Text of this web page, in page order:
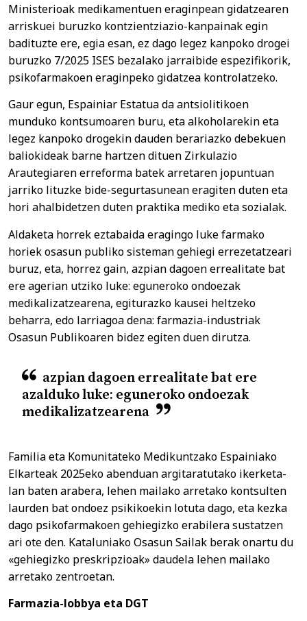
Ministerioak medikamentuen eraginpean gidatzearen
arriskuei buruzko kontzientziazio-kanpainak egin
badituzte ere, egia esan, ez dago legez kanpoko drogei
buruzko 7/2025 ISES bezalako jarraibide espezifikorik,
psikofarmakoen eraginpeko gidatzea kontrolatzeko.
Gaur egun, Espainiar Estatua da antsiolitikoen
munduko kontsumoaren buru, eta alkoholarekin eta
legez kanpoko drogekin dauden berariazko debekuen
baliokideak barne hartzen dituen Zirkulazio
Arautegiaren erreforma batek arretaren jopuntuan
jarriko lituzke bide-segurtasunean eragiten duten eta
hori ahalbidetzen duten praktika mediko eta sozialak.
Aldaketa horrek eztabaida eragingo luke farmako
horiek osasun publiko sisteman gehiegi errezetatzeari
buruz, eta, horrez gain, azpian dagoen errealitate bat
ere agerian utziko luke: eguneroko ondoezak
medikalizatzearena, egiturazko kausei heltzeko
beharra, edo larriagoa dena: farmazia-industriak
Osasun Publikoaren bidez egiten duen dirutza.
azpian dagoen errealitate bat ere
azalduko luke: eguneroko ondoezak
medikalizatzearena
Familia eta Komunitateko Medikuntzako Espainiako
Elkarteak 2025eko abenduan argitaratutako ikerketa-
lan baten arabera, lehen mailako arretako kontsulten
laurden bat ondoez psikikoekin lotuta dago, eta kezka
dago psikofarmakoen gehiegizko erabilera sustatzen
ari ote den. Kataluniako Osasun Sailak berak onartu du
«gehiegizko preskripzioak» daudela lehen mailako
arretako zentroetan.
Farmazia-lobbya eta DGT